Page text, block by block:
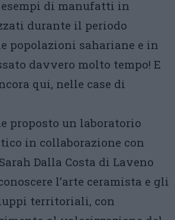
di manufatti in
durante il periodo
popolazioni sahariane e in
davvero molto tempo! E
qui, nelle case di
proposto un laboratorio
in collaborazione con
Dalla Costa di Laveno
l’arte ceramista e gli
territoriali, con